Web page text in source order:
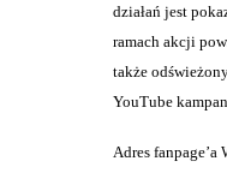
działań jest
ramach akcji
także
YouTube
Adres fanpage’a